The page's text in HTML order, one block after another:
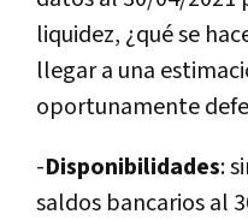
liquidez, ¿qué se
llegar a una
oportunamente
-Disponibilidades:
saldos bancarios al